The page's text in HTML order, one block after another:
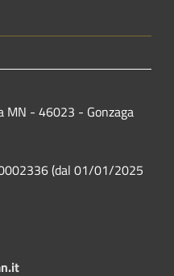
MN - 46023 - Gonzaga
(dal 01/01/2025